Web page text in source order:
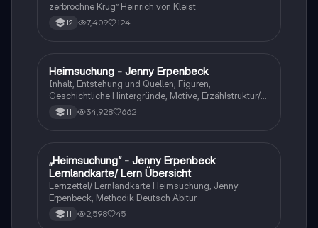
zerbrochne Krug” Heinrich von Kleist
12 7,409 124
Deutsch
Heimsuchung - Jenny Erpenbeck
Inhalt, Entstehung und Quellen, Figuren,
Geschichtliche Hintergründe, Motive, Erzählstruktur/-
stil 11 34,928 662
Deutsch
„Heimsuchung“ - Jenny Erpenbeck
Lernlandkarte/ Lern Übersicht
Lernzettel/ Lernlandkarte Heimsuchung, Jenny
Erpenbeck, Methodik Deutsch Abitur
11 2,598 45